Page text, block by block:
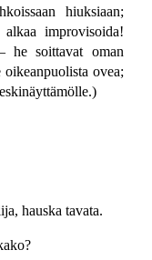
hiuksiaan;
improvisoida!
soittavat oman
oikeanpuolista ovea;
hauska tavata.